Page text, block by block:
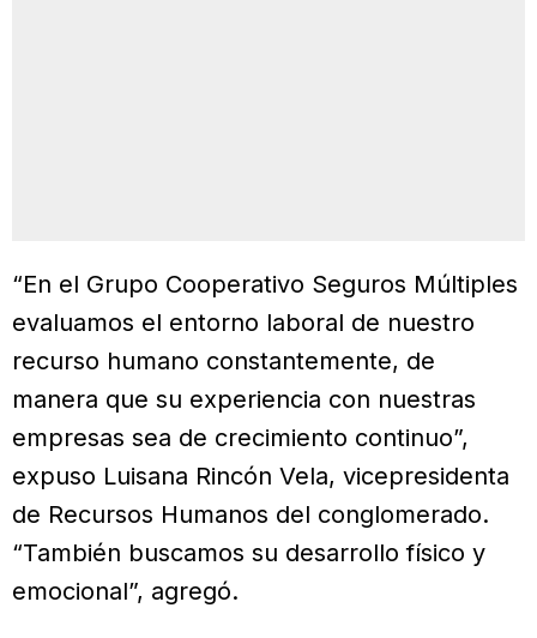
“En el Grupo Cooperativo Seguros Múltiples
evaluamos el entorno laboral de nuestro
recurso humano constantemente, de
manera que su experiencia con nuestras
empresas sea de crecimiento continuo”,
expuso Luisana Rincón Vela, vicepresidenta
de Recursos Humanos del conglomerado.
“También buscamos su desarrollo físico y
emocional”, agregó.